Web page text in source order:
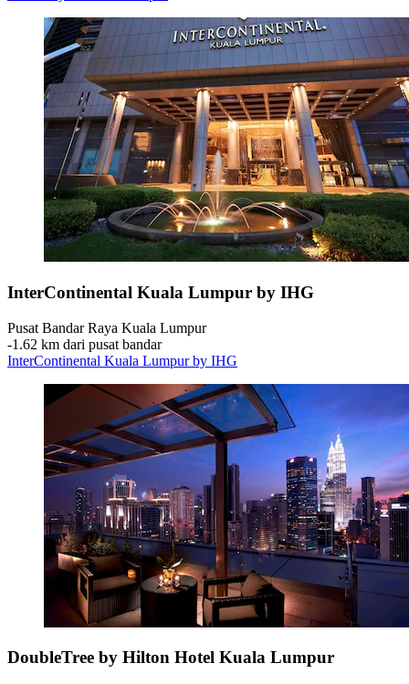
InterContinental Kuala Lumpur by IHG
Pusat Bandar Raya Kuala Lumpur
‐1.62 km dari pusat bandar
InterContinental Kuala Lumpur by IHG
DoubleTree by Hilton Hotel Kuala Lumpur